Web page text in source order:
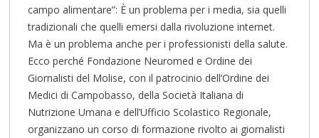
campo alimentare”: È un problema per i media, sia quelli
tradizionali che quelli emersi dalla rivoluzione internet.
Ma è un problema anche per i professionisti della salute.
Ecco perché Fondazione Neuromed e Ordine dei
Giornalisti del Molise, con il patrocinio dell’Ordine dei
Medici di Campobasso, della Società Italiana di
Nutrizione Umana e dell’Ufficio Scolastico Regionale,
organizzano un corso di formazione rivolto ai giornalisti